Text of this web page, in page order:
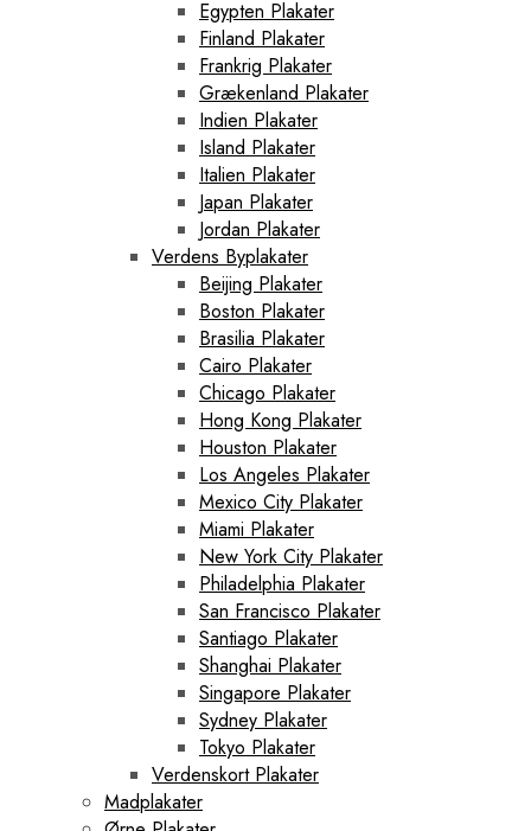
Egypten Plakater
Finland Plakater
Frankrig Plakater
Grækenland Plakater
Indien Plakater
Island Plakater
Italien Plakater
Japan Plakater
Jordan Plakater
Verdens Byplakater
Beijing Plakater
Boston Plakater
Brasilia Plakater
Cairo Plakater
Chicago Plakater
Hong Kong Plakater
Houston Plakater
Los Angeles Plakater
Mexico City Plakater
Miami Plakater
New York City Plakater
Philadelphia Plakater
San Francisco Plakater
Santiago Plakater
Shanghai Plakater
Singapore Plakater
Sydney Plakater
Tokyo Plakater
Verdenskort Plakater
Madplakater